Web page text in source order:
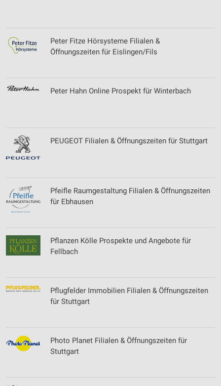
Peter Fitze Hörsysteme Filialen &
Öffnungszeiten für Eislingen/Fils
Peter Hahn Online Prospekt für Winterbach
PEUGEOT Filialen & Öffnungszeiten für Stuttgart
Pfeifle Raumgestaltung Filialen & Öffnungszeiten
für Ebhausen
Pflanzen Kölle Prospekte und Angebote für
Fellbach
Pflugfelder Immobilien Filialen & Öffnungszeiten
für Stuttgart
Photo Planet Filialen & Öffnungszeiten für
Stuttgart